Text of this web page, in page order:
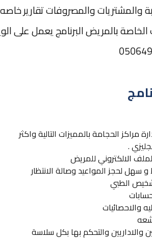
والمشتريات والمصروفات تقارير
الخاصة بالمريض البرنامج يعمل على
مراكز الحجامة بالمميزات التالية واكثر
.
الالكتروني للمريض
سهل لحجز المواعيد وصالة الانتظار
الطبي
والاحصائيات
والاداريين والتحكم بها بكل سلاسة